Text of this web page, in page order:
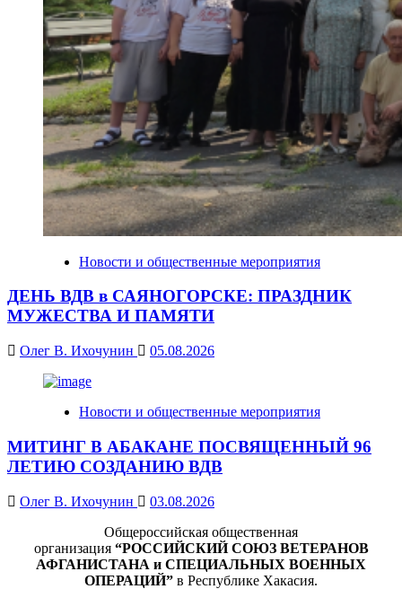
Новости и общественные мероприятия
ДЕНЬ ВДВ в САЯНОГОРСКЕ: ПРАЗДНИК
МУЖЕСТВА И ПАМЯТИ
Олег В. Ихочунин 05.08.2026
Новости и общественные мероприятия
МИТИНГ В АБАКАНЕ ПОСВЯЩЕННЫЙ 96
ЛЕТИЮ СОЗДАНИЮ ВДВ
Олег В. Ихочунин
03.08.2026
Общероссийская общественная
организация “РОССИЙСКИЙ СОЮЗ ВЕТЕРАНОВ
АФГАНИСТАНА и СПЕЦИАЛЬНЫХ ВОЕННЫХ
ОПЕРАЦИЙ” в Республике Хакасия.